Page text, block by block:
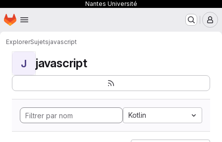
Nantes Université
Passer au contenu principal
Page d'accueil
ExplorerSujetsjavascript
J javascript
Kotlin